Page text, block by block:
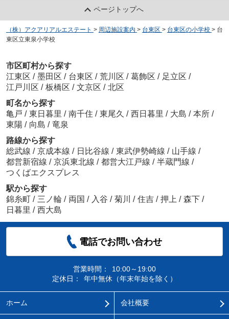
ページトップへ
（株）アクアリアルエステート > 周辺施設案内 > 台東区 > 台東区の小学校 > 台
東区立東泉小学校
市区町村から探す
江東区 / 墨田区 / 台東区 / 荒川区 / 葛飾区 / 足立区 /
江戸川区 / 板橋区 / 文京区 / 北区
町名から探す
亀戸 / 東日暮里 / 南千住 / 東尾久 / 西日暮里 / 大島 / 本所 /
東陽 / 向島 / 竜泉
路線から探す
総武線 / 京成本線 / 日比谷線 / 東武伊勢崎線 / 山手線 /
都営新宿線 / 京浜東北線 / 都営大江戸線 / 半蔵門線 /
つくばエクスプレス
駅から探す
錦糸町 / 三ノ輪 / 両国 / 入谷 / 菊川 / 住吉 / 押上 / 森下 /
日暮里 / 西大島
電話でお問い合わせ
営業時間：
10:00～19:00
定休日：
年中無休（年末年始を除く）
ホーム 会社概要